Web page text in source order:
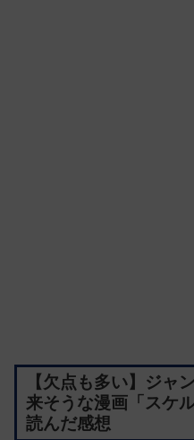
【欠点も多い】ジャ
来そうな漫画「スケ
読んだ感想